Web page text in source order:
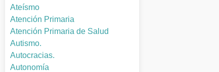
Ateísmo
Atención Primaria
Atención Primaria de Salud
Autismo.
Autocracias.
Autonomía